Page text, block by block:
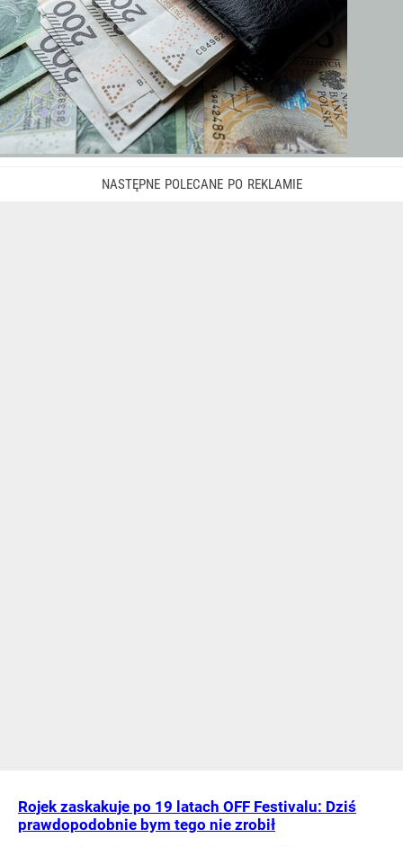
Rojek zaskakuje po 19 latach OFF Festivalu: Dziś
prawdopodobnie bym tego nie zrobił